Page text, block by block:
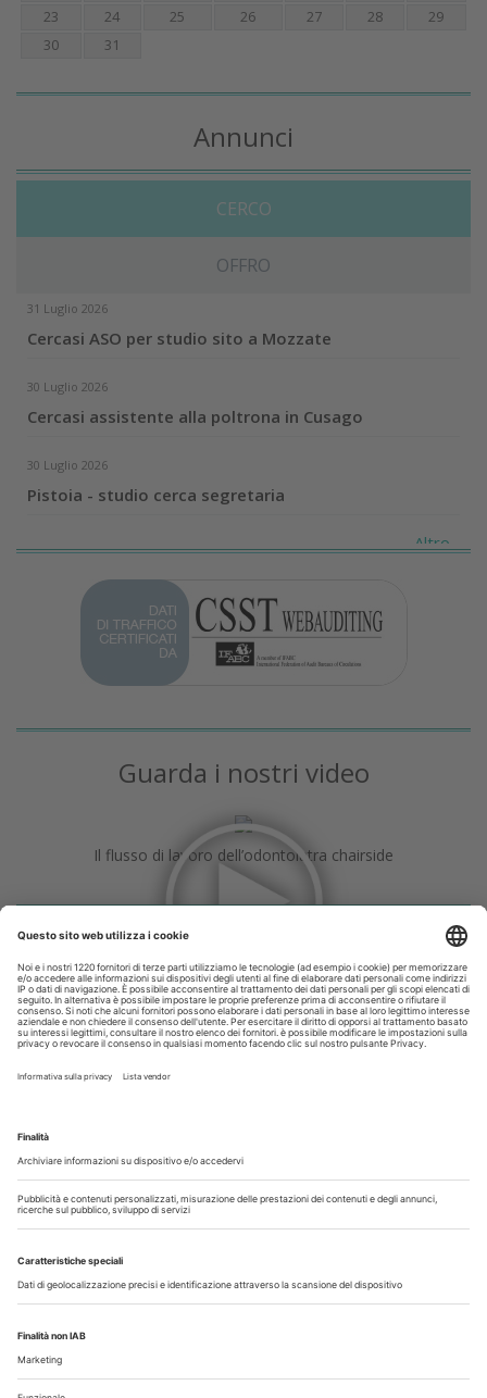
23
24 25 26 27 28
29
30
31
Annunci
CERCO
OFFRO
31 Luglio 2026
Cercasi ASO per studio sito a Mozzate
30 Luglio 2026
Cercasi assistente alla poltrona in Cusago
30 Luglio 2026
Pistoia - studio cerca segretaria
Altro...
Guarda i nostri video
Il flusso di lavoro dell’odontoiatra chairside
Odontoiatria33